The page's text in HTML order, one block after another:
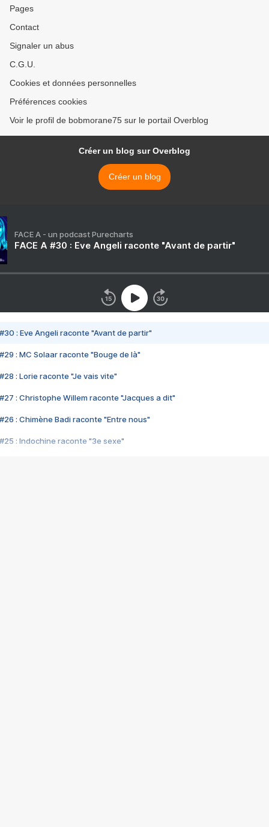
Pages
Contact
Signaler un abus
C.G.U.
Cookies et données personnelles
Préférences cookies
Voir le profil de bobmorane75 sur le portail Overblog
Créer un blog sur Overblog
Créer un blog
FACE A - un podcast Purecharts
FACE A #30 : Eve Angeli raconte "Avant de partir"
#30 : Eve Angeli raconte "Avant de partir"
#29 : MC Solaar raconte "Bouge de là"
#28 : Lorie raconte "Je vais vite"
#27 : Christophe Willem raconte "Jacques a dit"
#26 : Chimène Badi raconte "Entre nous"
#25 : Indochine raconte "3e sexe"